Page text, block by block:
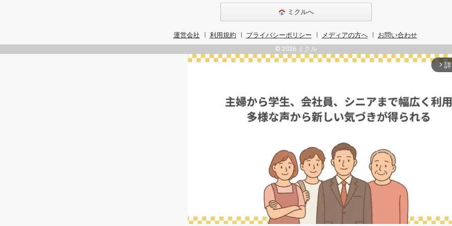
ミクルへ
運営会社 利用規約 プライバシーポリシー メディアの方へ
お問い合わせ
© 2026 ミクル
arrow_forward_ios